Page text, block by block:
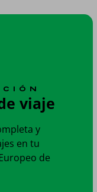
viaje
y
en tu
de